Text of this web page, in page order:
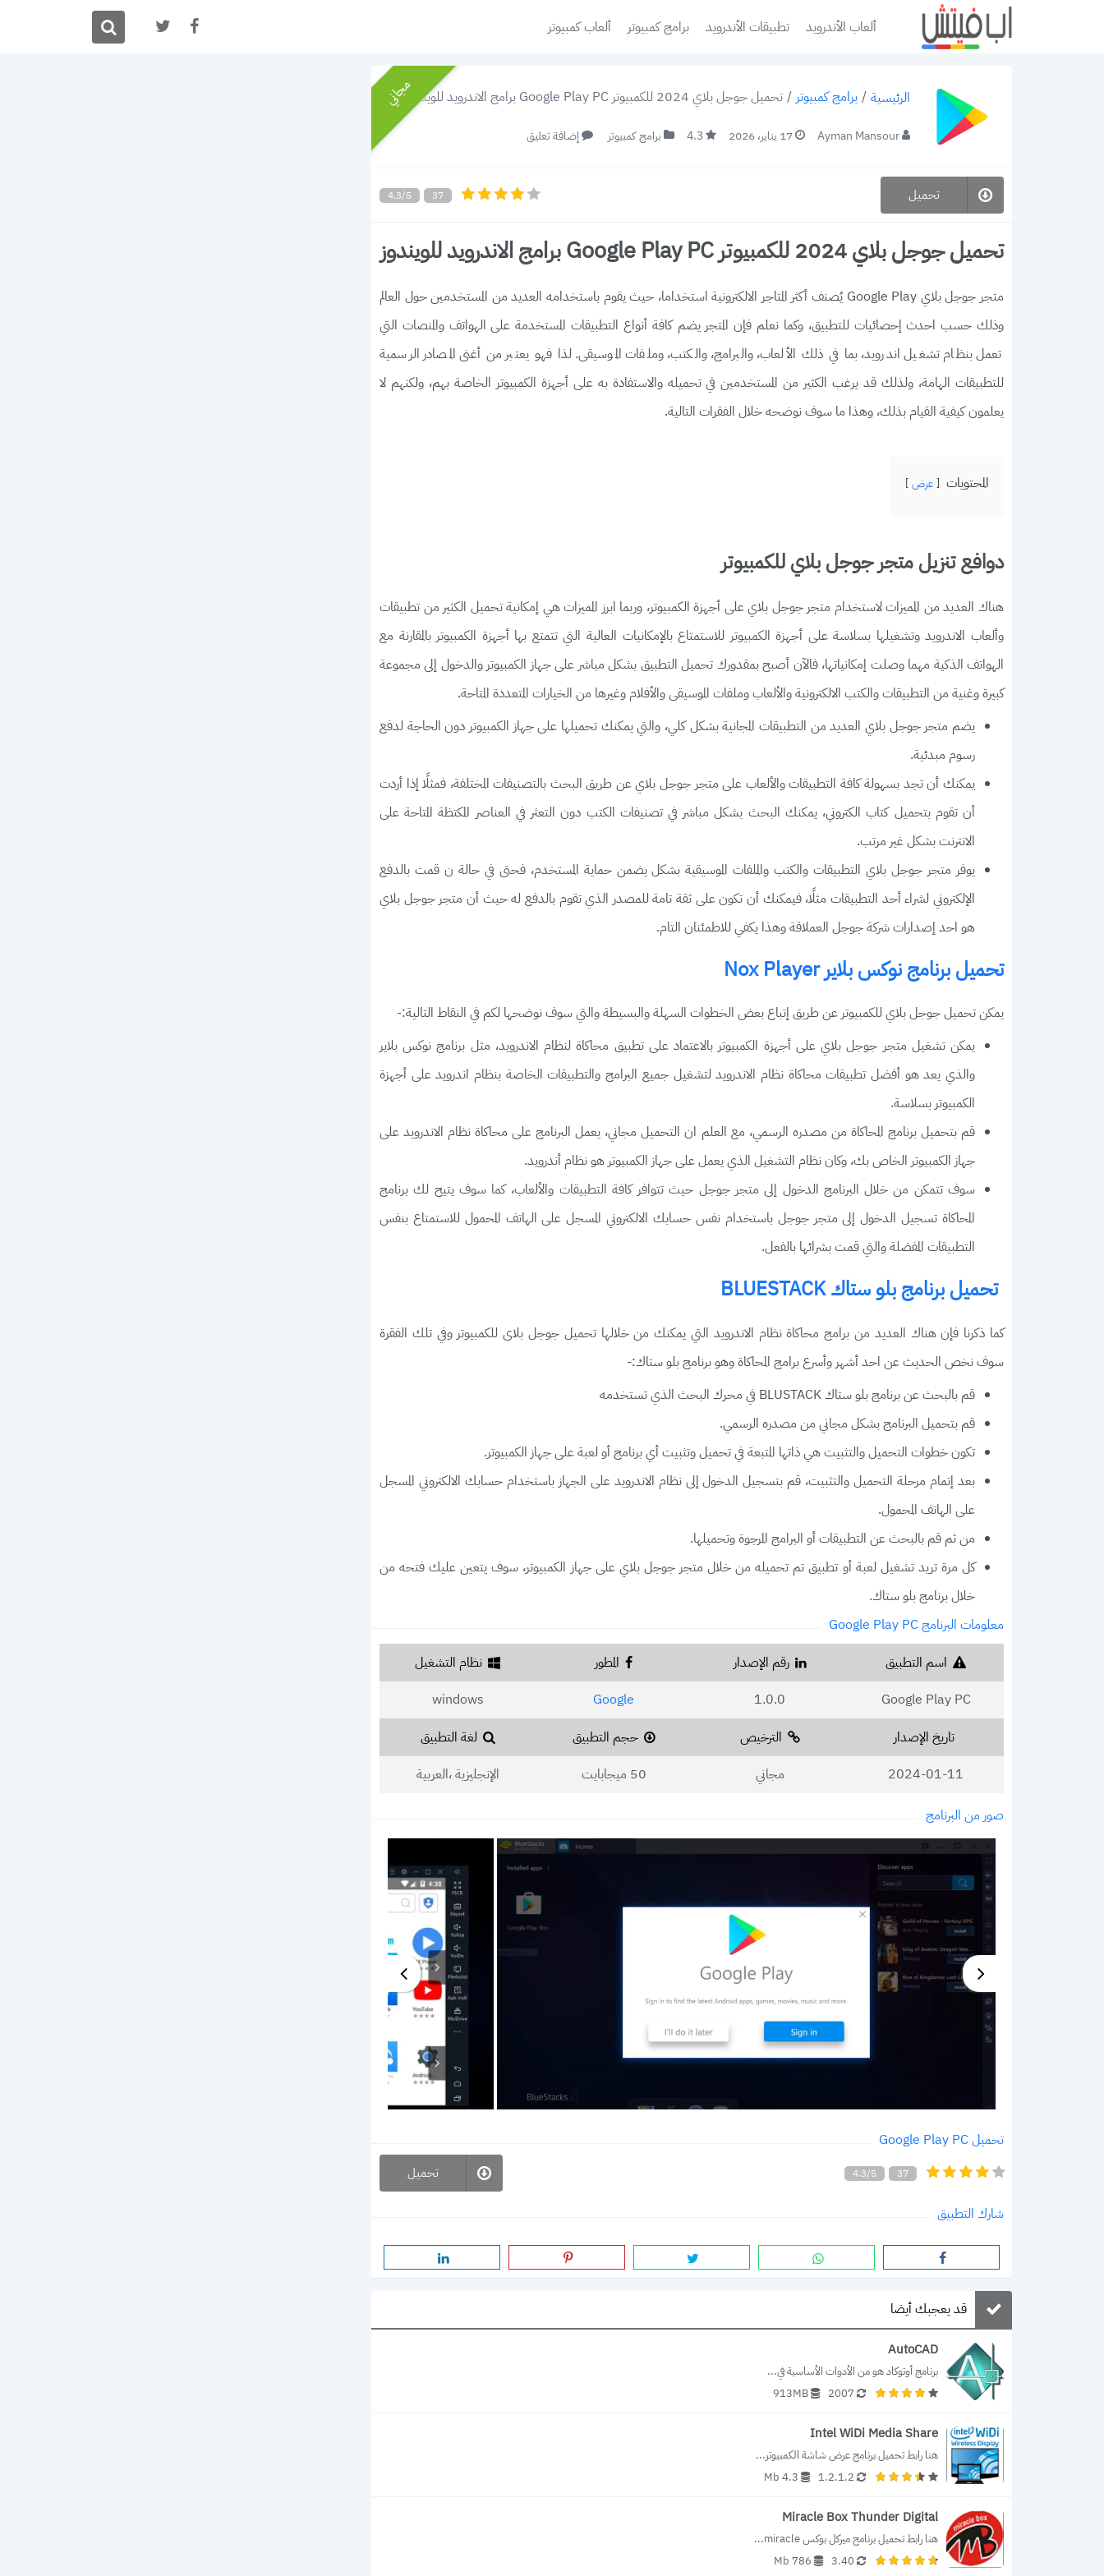
ألعاب الأندرويد تطبيقات الأندرويد برامج كمبيوتر ألعاب كمبيوتر
الرئيسية / برامج كمبيوتر / تحميل جوجل بلاي 2024 للكمبيوتر Google Play PC برامج الاندرويد للويندوز
Ayman Mansour 17 يناير، 2026 4.3 برامج كمبيوتر إضافة تعليق
مجاني
4.3/5 37 تحميل
تحميل جوجل بلاي 2024 للكمبيوتر Google Play PC برامج الاندرويد للويندوز
متجر جوجل بلاي Google Play يُصنف أكثر المتاجر الالكترونية استخداما، حيث يقوم باستخدامه العديد من المستخدمين حول العالم
وذلك حسب احدث إحصائيات للتطبيق، وكما نعلم فإن المتجر يضم كافة أنواع التطبيقات المستخدمة على الهواتف والمنصات التي
تعمل بنظام تشغيل اندرويد، بما في ذلك الألعاب، والبرامج، والكتب، وملفات الموسيقى. لذا فهو يعتبر من أغنى المصادر الرسمية
للتطبيقات الهامة، ولذلك قد يرغب الكثير من المستخدمين في تحميله والاستفادة به على أجهزة الكمبيوتر الخاصة بهم، ولكنهم لا
يعلمون كيفية القيام بذلك، وهذا ما سوف نوضحه خلال الفقرات التالية.
المحتويات عرض
دوافع تنزيل متجر جوجل بلاي للكمبيوتر
هناك العديد من المميزات لاستخدام متجر جوجل بلاي على أجهزة الكمبيوتر، وربما ابرز المميزات هي إمكانية تحميل الكثير من تطبيقات
وألعاب الاندرويد وتشغيلها بسلاسة على أجهزة الكمبيوتر للاستمتاع بالإمكانيات العالية التي تتمتع بها أجهزة الكمبيوتر بالمقارنة مع
الهواتف الذكية مهما وصلت إمكانياتها، فالآن أصبح بمقدورك تحميل التطبيق بشكل مباشر على جهاز الكمبيوتر والدخول إلى مجموعة
كبيرة وغنية من التطبيقات والكتب الالكترونية والألعاب وملفات الموسيقى والأفلام وغيرها من الخيارات المتعددة المتاحة.
يضم متجر جوجل بلاي العديد من التطبيقات المجانية بشكل كلي، والتي يمكنك تحميلها على جهاز الكمبيوتر دون الحاجة لدفع
رسوم مبدئية.
يمكنك أن تجد بسهولة كافة التطبيقات والألعاب على متجر جوجل بلاي عن طريق البحث بالتصنيفات المختلفة، فمثلًا إذا أردت
أن تقوم بتحميل كتاب الكتروني، يمكنك البحث بشكل مباشر في تصنيفات الكتب دون التعثر في العناصر المكتظة المتاحة على
الانترنت بشكل غير مرتب.
يوفر متجر جوجل بلاي التطبيقات والكتب والملفات الموسيقية بشكل يضمن حماية المستخدم، فحتى في حالة ن قمت بالدفع
الإلكتروني لشراء أحد التطبيقات مثلًا، فيمكنك أن تكون على ثقة تامة للمصدر الذي تقوم بالدفع له حيث أن متجر جوجل بلاي
هو احد إصدارات شركة جوجل العملاقة وهذا يكفي للاطمئنان التام.
تحميل برنامج نوكس بلاير Nox Player
يمكن تحميل جوجل بلاي للكمبيوتر عن طريق إتباع بعض الخطوات السهلة والبسيطة والتي سوف نوضحها لكم في النقاط التالية:-
يمكن تشغيل متجر جوجل بلاي على أجهزة الكمبيوتر بالاعتماد على تطبيق محاكاة لنظام الاندرويد، مثل برنامج نوكس بلاير
والذي يعد هو أفضل تطبيقات محاكاة نظام الاندرويد لتشغيل جميع البرامج والتطبيقات الخاصة بنظام اندرويد على أجهزة
الكمبيوتر بسلاسة.
قم بتحميل برنامج المحاكاة من مصدره الرسمي، مع العلم ان التحميل مجاني، يعمل البرنامج على محاكاة نظام الاندرويد على
جهاز الكمبيوتر الخاص بك، وكان نظام التشغيل الذي يعمل على جهاز الكمبيوتر هو نظام أندرويد.
سوف تتمكن من خلال البرنامج الدخول إلى متجر جوجل حيث تتوافر كافة التطبيقات والألعاب، كما سوف يتيح لك برنامج
المحاكاة تسجيل الدخول إلى متجر جوجل باستخدام نفس حسابك الالكتروني المسجل على الهاتف المحمول للاستمتاع بنفس
التطبيقات المفضلة والتي قمت بشرائها بالفعل.
تحميل برنامج بلو ستاك BLUESTACK
كما ذكرنا فإن هناك العديد من برامج محاكاة نظام الاندرويد التي يمكنك من خلالها تحميل جوجل بلاى للكمبيوتر وفي تلك الفقرة
سوف نخص الحديث عن احد أشهر وأسرع برامج المحاكاة وهو برنامج بلو ستاك:-
قم بالبحث عن برنامج بلو ستاك BLUSTACK في محرك البحث الذي تستخدمه
قم بتحميل البرنامج بشكل مجاني من مصدره الرسمي.
تكون خطوات التحميل والتثبيت هي ذاتها المتبعة في تحميل وتثبيت أي برنامج أو لعبة على جهاز الكمبيوتر.
بعد إتمام مرحلة التحميل والتثبيت، قم بتسجيل الدخول إلى نظام الاندرويد على الجهاز باستخدام حسابك الالكتروني المسجل
على الهاتف المحمول.
من ثم قم بالبحث عن التطبيقات أو البرامج المرجوة وتحميلها.
كل مرة تريد تشغيل لعبة أو تطبيق تم تحميله من خلال متجر جوجل بلاي على جهاز الكمبيوتر، سوف يتعين عليك فتحه من
خلال برنامج بلو ستاك.
معلومات البرنامج Google Play PC
اسم التطبيق
Google Play PC
رقم الإصدار
1.0.0
المطور
Google
نظام التشغيل
windows
تاريخ الإصدار
2024-01-11
الترخيص
مجاني
حجم التطبيق
50 ميجابايت
لغة التطبيق
الإنجليزية ،العربية
صور من البرنامج
تحميل Google Play PC
4.3/5 37 تحميل
شارك التطبيق
قد يعجبك أيضا
AutoCAD
برنامج أوتوكاد هو من الأدوات الأساسية في...
2007
913MB
Intel WiDi Media Share
هنا رابط تحميل برنامج عرض شاشة الكمبيوتر...
1.2.1.2
4.3 Mb
Miracle Box Thunder Digital
هنا رابط تحميل برنامج ميركل بوكس miracle...
3.40
786 Mb